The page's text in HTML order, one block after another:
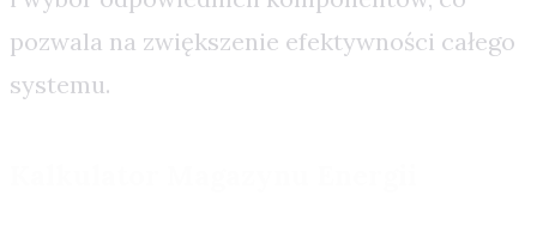
pozwala na zwiększenie efektywności całego
systemu.